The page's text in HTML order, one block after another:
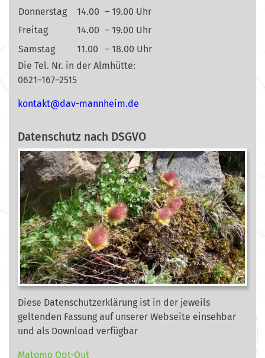
Donnerstag
14.00 – 19.00 Uhr
Freitag
14.00 – 19.00 Uhr
Samstag
11.00
– 18.00 Uhr
Die Tel. Nr. in der Almhütte:
0621–167–2515
ed.mi
ehnna
m-vad
@tkat
nok
Datenschutz nach DSGVO
Diese Datenschutzerklärung ist in der jeweils
geltenden Fassung auf unserer Webseite einsehbar
und als Download verfügbar
Matomo Opt-Out